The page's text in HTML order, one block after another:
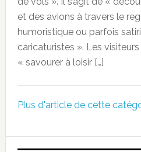
et des avions à travers le
humoristique ou parfois
caricaturistes ». Les
« savourer à loisir […]
Plus d'article de cette